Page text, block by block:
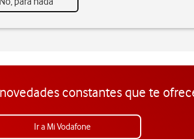
constantes que te
Ir a Mi Vodafone